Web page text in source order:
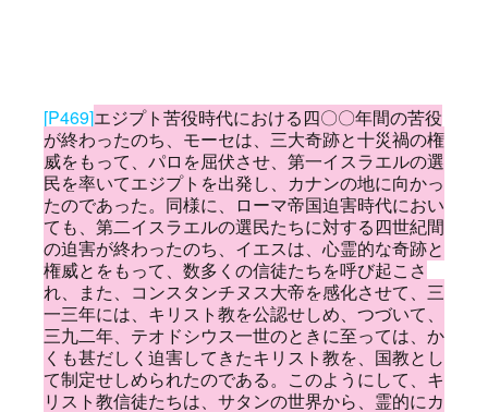
[P469]エジプト苦役時代における四〇〇年間の苦役
が終わったのち、モーセは、三大奇跡と十災禍の権
威をもって、パロを屈伏させ、第一イスラエルの選
民を率いてエジプトを出発し、カナンの地に向かっ
たのであった。同様に、ローマ帝国迫害時代におい
ても、第二イスラエルの選民たちに対する四世紀間
の迫害が終わったのち、イエスは、心霊的な奇跡と
権威とをもって、数多くの信徒たちを呼び起こさ
れ、また、コンスタンチヌス大帝を感化させて、三
一三年には、キリスト教を公認せしめ、つづいて、
三九二年、テオドシウス一世のときに至っては、か
くも甚だしく迫害してきたキリスト教を、国教とし
て制定せしめられたのである。このようにして、キ
リスト教信徒たちは、サタンの世界から、霊的にカ